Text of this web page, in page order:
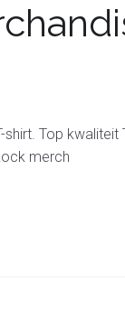
shirt. Top kwaliteit
merch